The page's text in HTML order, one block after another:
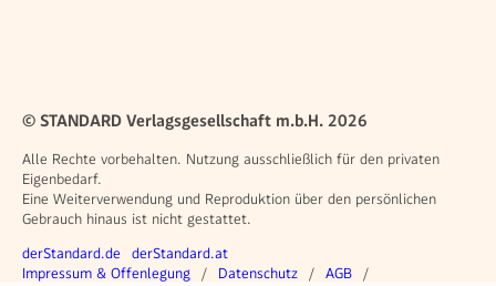
© STANDARD Verlagsgesellschaft m.b.H. 2026
Alle Rechte vorbehalten. Nutzung ausschließlich für den privaten
Eigenbedarf.
Eine Weiterverwendung und Reproduktion über den persönlichen
Gebrauch hinaus ist nicht gestattet.
Weitere Angebote
derStandard.de derStandard.at
Rechtliches
Impressum & Offenlegung Datenschutz
AGB